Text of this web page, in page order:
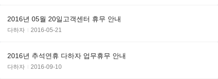
2016년 05월 20일고객센터 휴무 안내
다하자 2016-05-21
2016년 추석연휴 다하자 업무휴무 안내
다하자 2016-09-10